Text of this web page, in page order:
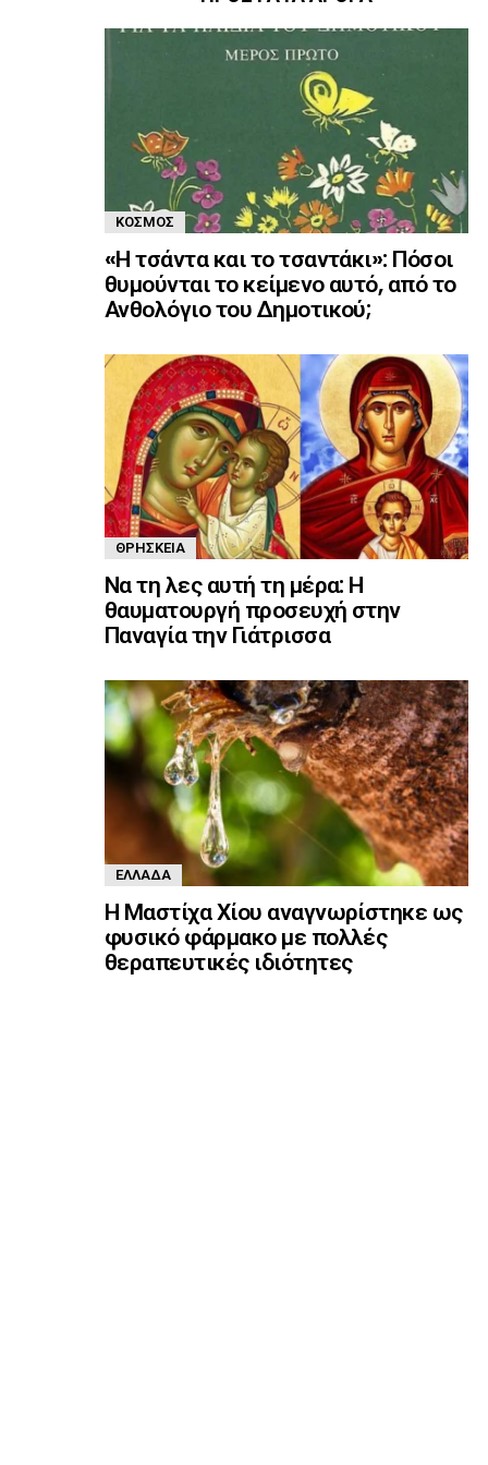
ΚΌΣΜΟΣ
«Η τσάντα και το τσαντάκι»: Πόσοι
θυμούνται το κείμενο αυτό, από το
Ανθολόγιο του Δημοτικού;
ΘΡΗΣΚΕΊΑ
Να τη λες αυτή τη μέρα: Η
θαυματουργή προσευχή στην
Παναγία την Γιάτρισσα
ΕΛΛΆΔΑ
Η Μαστίχα Χίου αναγνωρίστηκε ως
φυσικό φάρμακο με πολλές
θεραπευτικές ιδιότητες